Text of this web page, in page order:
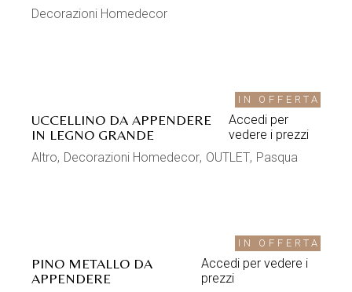
Decorazioni Homedecor
IN OFFERTA
UCCELLINO DA APPENDERE
IN LEGNO GRANDE
Accedi per
vedere i prezzi
Altro Decorazioni Homedecor OUTLET Pasqua
IN OFFERTA
PINO METALLO DA
APPENDERE
Accedi per vedere i
prezzi